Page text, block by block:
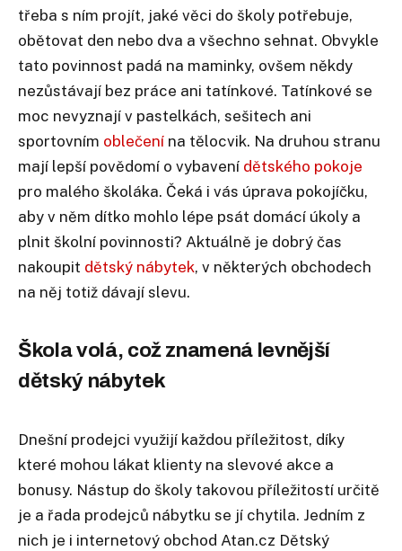
třeba s ním projít, jaké věci do školy potřebuje,
obětovat den nebo dva a všechno sehnat. Obvykle
tato povinnost padá na maminky, ovšem někdy
nezůstávají bez práce ani tatínkové. Tatínkové se
moc nevyznají v pastelkách, sešitech ani
sportovním oblečení na tělocvik. Na druhou stranu
mají lepší povědomí o vybavení dětského pokoje
pro malého školáka. Čeká i vás úprava pokojíčku,
aby v něm dítko mohlo lépe psát domácí úkoly a
plnit školní povinnosti? Aktuálně je dobrý čas
nakoupit dětský nábytek, v některých obchodech
na něj totiž dávají slevu.
Škola volá, což znamená levnější
dětský nábytek
Dnešní prodejci využijí každou příležitost, díky
které mohou lákat klienty na slevové akce a
bonusy. Nástup do školy takovou příležitostí určitě
je a řada prodejců nábytku se jí chytila. Jedním z
nich je i internetový obchod Atan.cz Dětský